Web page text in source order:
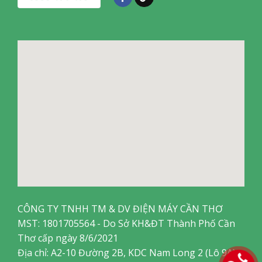
– Clip TV
Hãng Sản Xuất
TCL
Sản Xuất Tại
Việt Nam
CÔNG TY TNHH TM & DV ĐIỆN MÁY CẦN THƠ
MST: 1801705564 - Do Sở KH&ĐT Thành Phố Cần
Thơ cấp ngày 8/6/2021
Địa chỉ: A2-10 Đường 2B, KDC Nam Long 2 (Lô 9A),